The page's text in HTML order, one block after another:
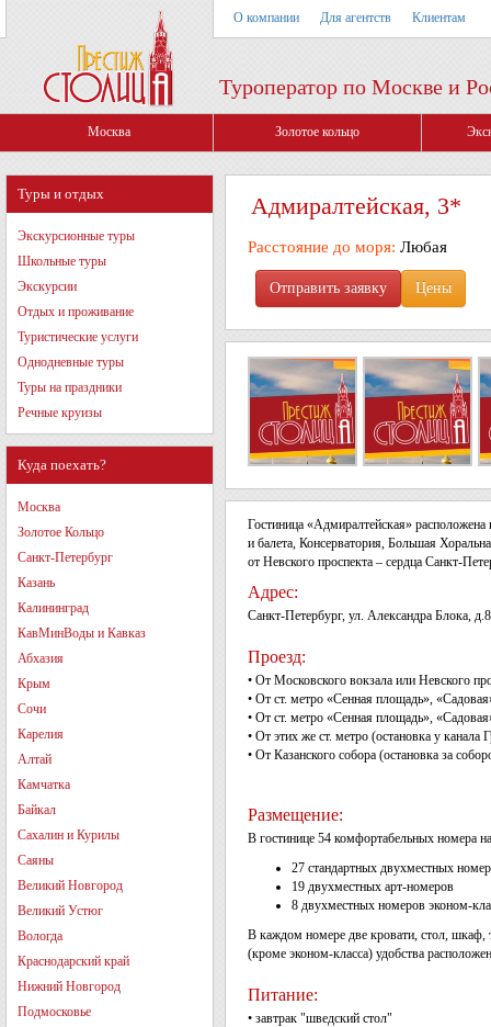
О компании Для агентств Клиентам
Туроператор по Москве и
Москва Золотое кольцо
Туры и отдых
Экскурсионные туры
Школьные туры
Экскурсии
Отдых и проживание
Туристические услуги
Однодневные туры
Туры на праздники
Речные круизы
Куда поехать?
Москва
Золотое Кольцо
Санкт-Петербург
Казань
Калининград
КавМинВоды и Кавказ
Абхазия
Крым
Сочи
Карелия
Алтай
Камчатка
Байкал
Сахалин и Курилы
Саяны
Великий Новгород
Великий Устюг
Вологда
Краснодарский край
Нижний Новгород
Подмосковье
Адмиралтейская, 3*
Расстояние до моря: Любая
Цены
Гостиница «Адмиралтейская»
и балета, Консерватория, Большая
от Невского проспекта – сердца Санкт-
Адрес:
Санкт-Петербург, ул. Александра Блока, д.8
Проезд:
• От Московского вокзала или Невского
• От ст. метро «Сенная площадь»,
• От ст. метро «Сенная площадь»,
• От этих же ст. метро (остановка у
• От Казанского собора (остановка за
Размещение:
В гостинице 54 комфортабельных номера
27 стандартных двухместных
19 двухместных арт-номеров
8 двухместных номеров эконом-
В каждом номере две кровати, стол, шкаф,
(кроме эконом-класса) удобства
Питание:
• завтрак "шведский стол"